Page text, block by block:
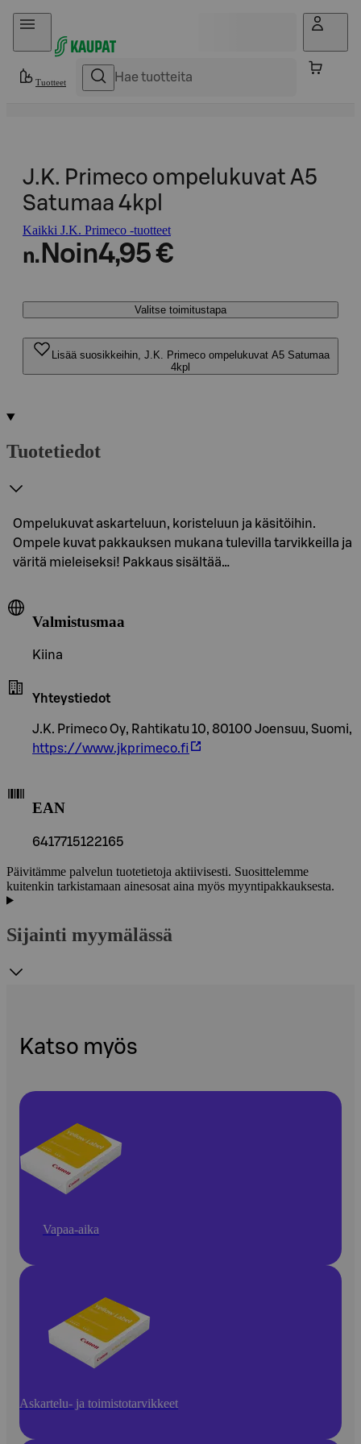
Hyppää sisältöön
Tuotteet
J.K. Primeco ompelukuvat A5
Satumaa 4kpl
Kaikki J.K. Primeco -tuotteet
n. Noin4,95 €
Valitse toimitustapa
Lisää suosikkeihin, J.K. Primeco ompelukuvat A5 Satumaa
4kpl
Tuotetiedot
Ompelukuvat askarteluun, koristeluun ja käsitöihin.
Ompele kuvat pakkauksen mukana tulevilla tarvikkeilla ja
väritä mieleiseksi! Pakkaus sisältää…
Valmistusmaa
Kiina
Yhteystiedot
J.K. Primeco Oy, Rahtikatu 10, 80100 Joensuu, Suomi,
https://www.jkprimeco.fi
EAN
6417715122165
Päivitämme palvelun tuotetietoja aktiivisesti. Suosittelemme
kuitenkin tarkistamaan ainesosat aina myös myyntipakkauksesta.
Sijainti myymälässä
Katso myös
Vapaa-aika
Askartelu- ja toimistotarvikkeet